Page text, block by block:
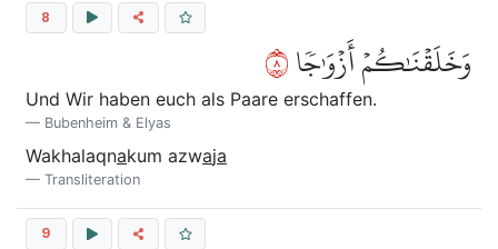
8
وَخَلَقۡنَٰكُمۡ أَزۡوَٰجٗا٨
Und Wir haben euch als Paare erschaffen.
Bubenheim & Elyas
Wakhalaqnakum azwaja
Transliteration
9